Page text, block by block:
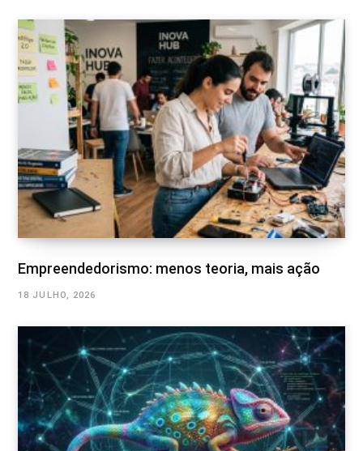
Empreendedorismo: menos teoria, mais ação
18 JULHO, 2026